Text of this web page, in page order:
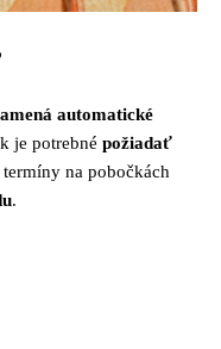
automatické
je potrebné požiadať
na pobočkách
.